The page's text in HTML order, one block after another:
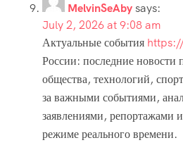
MelvinSeAbysays:
July 2, 2026 at 9:08 am
Актуальные события
России: последние
общества, технологий,
за важными событиями,
заявлениями, репортажами
режиме реального времени.